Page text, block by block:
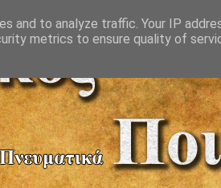
and to analyze traffic. Your IP
metrics to ensure quality of